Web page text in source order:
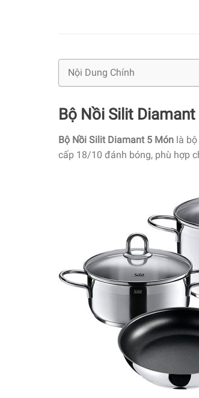
Nội Dung Chính
Bộ Nồi Silit
Bộ Nồi Silit Diamant 5 Món là
cấp 18/10 đánh bóng, phù hợp